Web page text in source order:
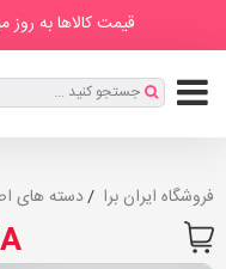
IranBra
اصلی ها ما
ثبت
|
قیمت کالاها به
جستجو کنید ...
فروشگاه ایران برا دسته های